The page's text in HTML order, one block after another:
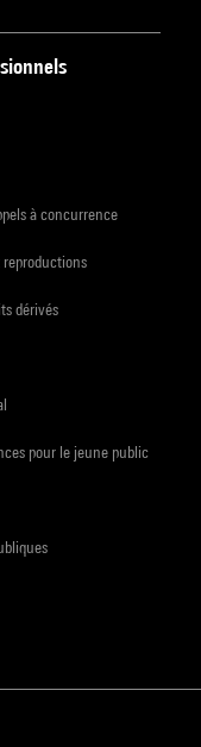
à concurrence
reproductions
dérivés
pour le jeune public